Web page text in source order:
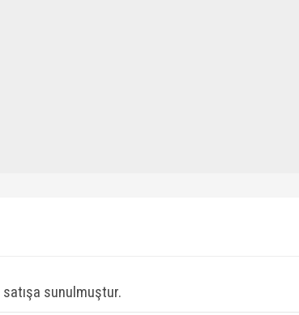
satışa sunulmuştur.